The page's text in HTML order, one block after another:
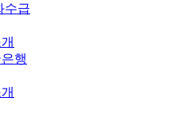
수급
행